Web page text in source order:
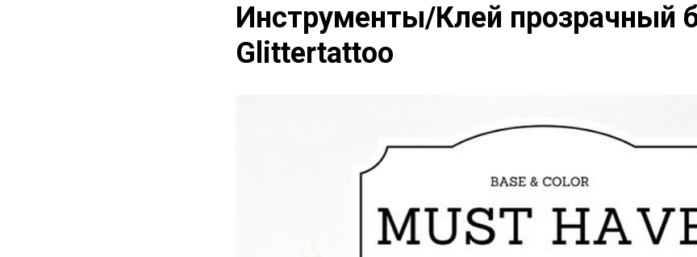
Инструменты/Клей прозрачный
Glittertattoo